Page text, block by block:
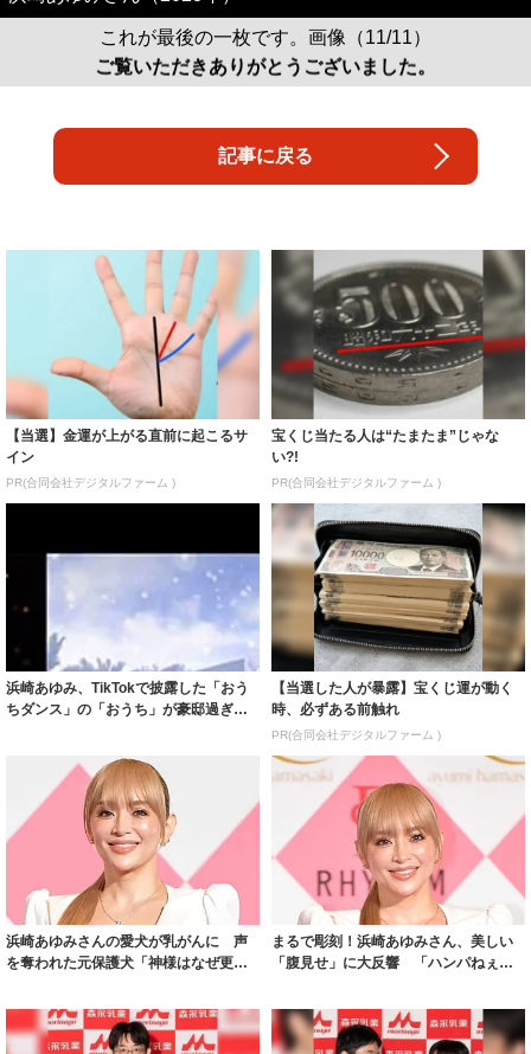
これが最後の一枚です。画像（11/11）
ご覧いただきありがとうございました。
記事に戻る
【当選】金運が上がる直前に起こるサ
イン
PR(合同会社デジタルファーム )
宝くじ当たる人は“たまたま”じゃな
い?!
PR(合同会社デジタルファーム )
浜崎あゆみ、TikTokで披露した「おう
ちダンス」の「おうち」が豪邸過ぎる
【当選した人が暴露】宝くじ運が動く
時、必ずある前触れ
PR(合同会社デジタルファーム )
浜崎あゆみさんの愛犬が乳がんに 声
を奪われた元保護犬「神様はなぜ更に
まるで彫刻！浜崎あゆみさん、美しい
「腹見せ」に大反響 「ハンパねぇぇ